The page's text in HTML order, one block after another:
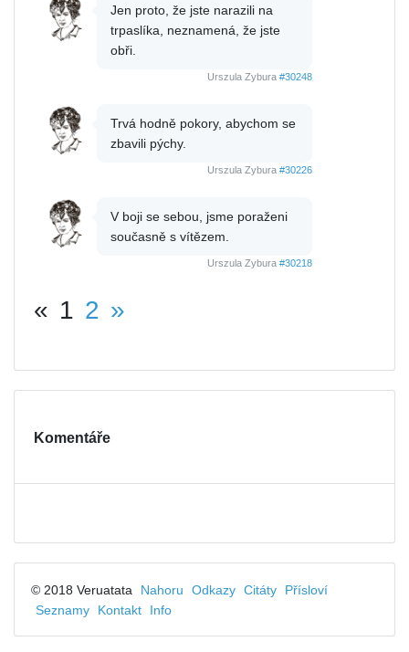
Jen proto, že jste narazili na
trpaslíka, neznamená, že jste
obři.
Urszula Zybura #30248
Trvá hodně pokory, abychom se
zbavili pýchy.
Urszula Zybura #30226
V boji se sebou, jsme poraženi
současně s vítězem.
Urszula Zybura #30218
« 1 2 »
Komentáře
© 2018 Veruatata Nahoru Odkazy Citáty
Přísloví
Seznamy
Kontakt Info